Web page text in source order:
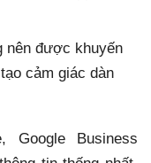
nên được khuyến
cảm giác dàn
Google Business